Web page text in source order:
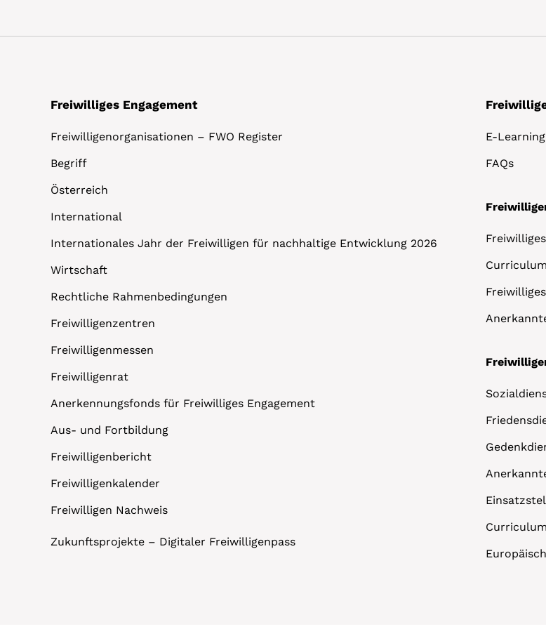
Freiwilliges Engagement
Freiwilligenorganisationen – FWO Register
Begriff
Österreich
International
Internationales Jahr der Freiwilligen für nachhaltige Entwicklung 2026
Wirtschaft
Rechtliche Rahmenbedingungen
Freiwilligenzentren
Freiwilligenmessen
Freiwilligenrat
Anerkennungsfonds für Freiwilliges Engagement
Aus- und Fortbildung
Freiwilligenbericht
Freiwilligenkalender
Freiwilligen Nachweis
Zukunftsprojekte – Digitaler Freiwilligenpass
E-Learning
FAQs